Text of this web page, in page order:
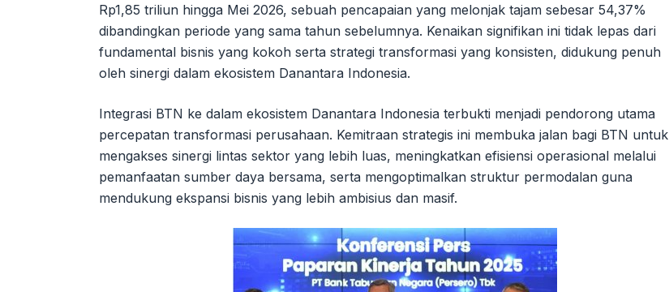
Rp1,85 triliun hingga Mei 2026, sebuah pencapaian yang melonjak tajam sebesar 54,37%
dibandingkan periode yang sama tahun sebelumnya. Kenaikan signifikan ini tidak lepas dari
fundamental bisnis yang kokoh serta strategi transformasi yang konsisten, didukung penuh
oleh sinergi dalam ekosistem Danantara Indonesia.
Integrasi BTN ke dalam ekosistem Danantara Indonesia terbukti menjadi pendorong utama
percepatan transformasi perusahaan. Kemitraan strategis ini membuka jalan bagi BTN untuk
mengakses sinergi lintas sektor yang lebih luas, meningkatkan efisiensi operasional melalui
pemanfaatan sumber daya bersama, serta mengoptimalkan struktur permodalan guna
mendukung ekspansi bisnis yang lebih ambisius dan masif.